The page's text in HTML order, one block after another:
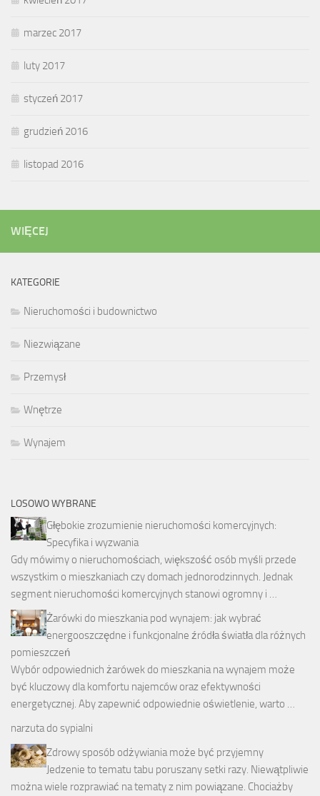
marzec 2017
luty 2017
styczeń 2017
grudzień 2016
listopad 2016
WIĘCEJ
KATEGORIE
Nieruchomości i budownictwo
Niezwiązane
Przemysł
Wnętrze
Wynajem
LOSOWO WYBRANE
Głębokie zrozumienie nieruchomości komercyjnych:
Specyfika i wyzwania
Gdy mówimy o nieruchomościach, większość osób myśli przede
wszystkim o mieszkaniach czy domach jednorodzinnych. Jednak
segment nieruchomości komercyjnych stanowi ogromny i …
Żarówki do mieszkania pod wynajem: jak wybrać
energooszczędne i funkcjonalne źródła światła dla różnych
pomieszczeń
Wybór odpowiednich żarówek do mieszkania na wynajem może
być kluczowy dla komfortu najemców oraz efektywności
energetycznej. Aby zapewnić odpowiednie oświetlenie, warto …
narzuta do sypialni
Zdrowy sposób odżywiania może być przyjemny
Jedzenie to tematu tabu poruszany setki razy. Niewątpliwie
można wiele rozprawiać na tematy z nim powiązane. Chociażby